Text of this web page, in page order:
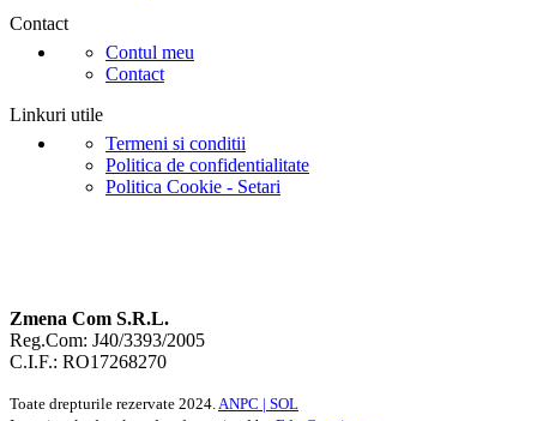
Contact
Contul meu
Contact
Linkuri utile
Termeni si conditii
Politica de confidentialitate
Politica Cookie - Setari
Zmena Com S.R.L.
Reg.Com: J40/3393/2005
C.I.F.: RO17268270
Toate drepturile rezervate 2024.ANPC | SOL